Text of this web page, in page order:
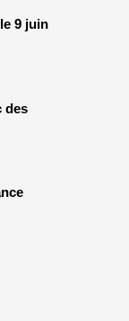
9 juin
des